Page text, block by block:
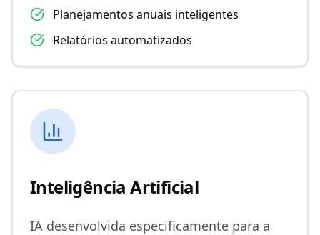
Planejamentos anuais inteligentes
Relatórios automatizados
Inteligência Artificial
IA desenvolvida especificamente para a